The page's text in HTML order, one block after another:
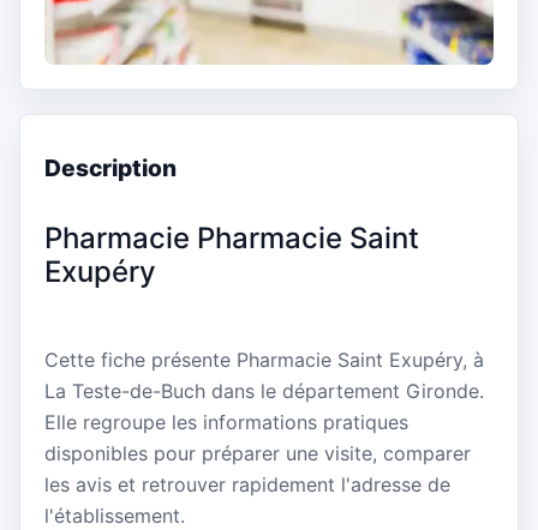
Description
Pharmacie Pharmacie Saint
Exupéry
Cette fiche présente Pharmacie Saint Exupéry, à
La Teste-de-Buch dans le département Gironde.
Elle regroupe les informations pratiques
disponibles pour préparer une visite, comparer
les avis et retrouver rapidement l'adresse de
l'établissement.